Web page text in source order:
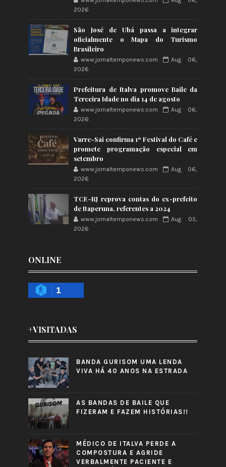
2026
São José de Ubá passa a integrar
oficialmente o Mapa do Turismo
Brasileiro
www.jornaltemponews.com
Aug 06,
2026
Prefeitura de Italva promove Baile da
Terceira Idade no dia 14 de agosto
www.jornaltemponews.com
Aug 06,
2026
Varre-Sai confirma 1º Festival do Café e
promete programação especial em
setembro
www.jornaltemponews.com
Aug 06,
2026
TCE-RJ reprova contas do ex-prefeito
de Itaperuna, referentes a 2024
www.jornaltemponews.com
Aug 05,
2026
ONLINE
1
+VISITADAS
BANDA GURISOM UMA LENDA
VIVA HÁ 40 ANOS NA ESTRADA
AS BANDAS DE BAILE QUE
FIZERAM E FAZEM HISTÓRIAS!!
MÉDICO DE ITALVA PERDE A
COMPOSTURA E AGRIDE
VERBALMENTE PACIENTE E